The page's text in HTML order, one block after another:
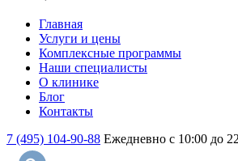
Главная
Услуги и цены
Комплексные программы
Наши специалисты
О клинике
Блог
Контакты
7 (495) 104-90-88 Ежедневно с 10:00 до